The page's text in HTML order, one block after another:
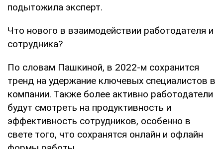
подытожила эксперт.
Что нового в взаимодействии работодателя и
сотрудника?
По словам Пашкиной, в 2022-м сохранится
тренд на удержание ключевых специалистов в
компании. Также более активно работодатели
будут смотреть на продуктивность и
эффективность сотрудников, особенно в
свете того, что сохранятся онлайн и офлайн